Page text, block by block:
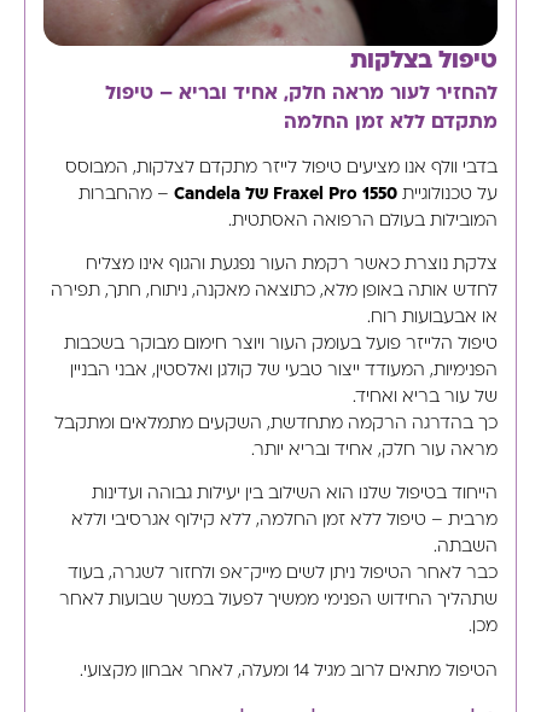
טיפול בצלקות
להחזיר לעור מראה חלק, אחיד ובריא – טיפול
מתקדם ללא זמן החלמה
בדבי וולף אנו מציעים טיפול לייזר מתקדם לצלקות, המבוסס
על טכנולוגיית Fraxel Pro 1550 של Candela
– מהחברות
המובילות בעולם הרפואה האסתטית.
צלקת נוצרת כאשר רקמת העור נפגעת והגוף אינו מצליח
לחדש אותה באופן מלא, כתוצאה מאקנה, ניתוח, חתך, תפירה
או אבעבועות רוח.
טיפול הלייזר פועל בעומק העור ויוצר חימום מבוקר בשכבות
הפנימיות, המעודד ייצור טבעי של קולגן ואלסטין, אבני הבניין
של עור בריא ואחיד.
כך בהדרגה הרקמה מתחדשת, השקעים מתמלאים ומתקבל
מראה עור חלק, אחיד ובריא יותר.
הייחוד בטיפול שלנו הוא השילוב בין יעילות גבוהה ועדינות
מרבית – טיפול ללא זמן החלמה, ללא קילוף אגרסיבי וללא
השבתה.
כבר לאחר הטיפול ניתן לשים מייק־אפ ולחזור לשגרה, בעוד
שתהליך החידוש הפנימי ממשיך לפעול במשך שבועות לאחר
מכן.
הטיפול מתאים לרוב מגיל 14 ומעלה, לאחר אבחון מקצועי.